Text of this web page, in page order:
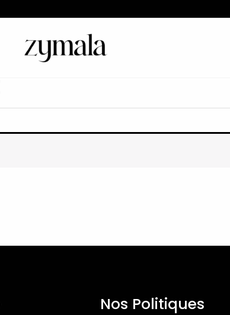
Nos Politiques